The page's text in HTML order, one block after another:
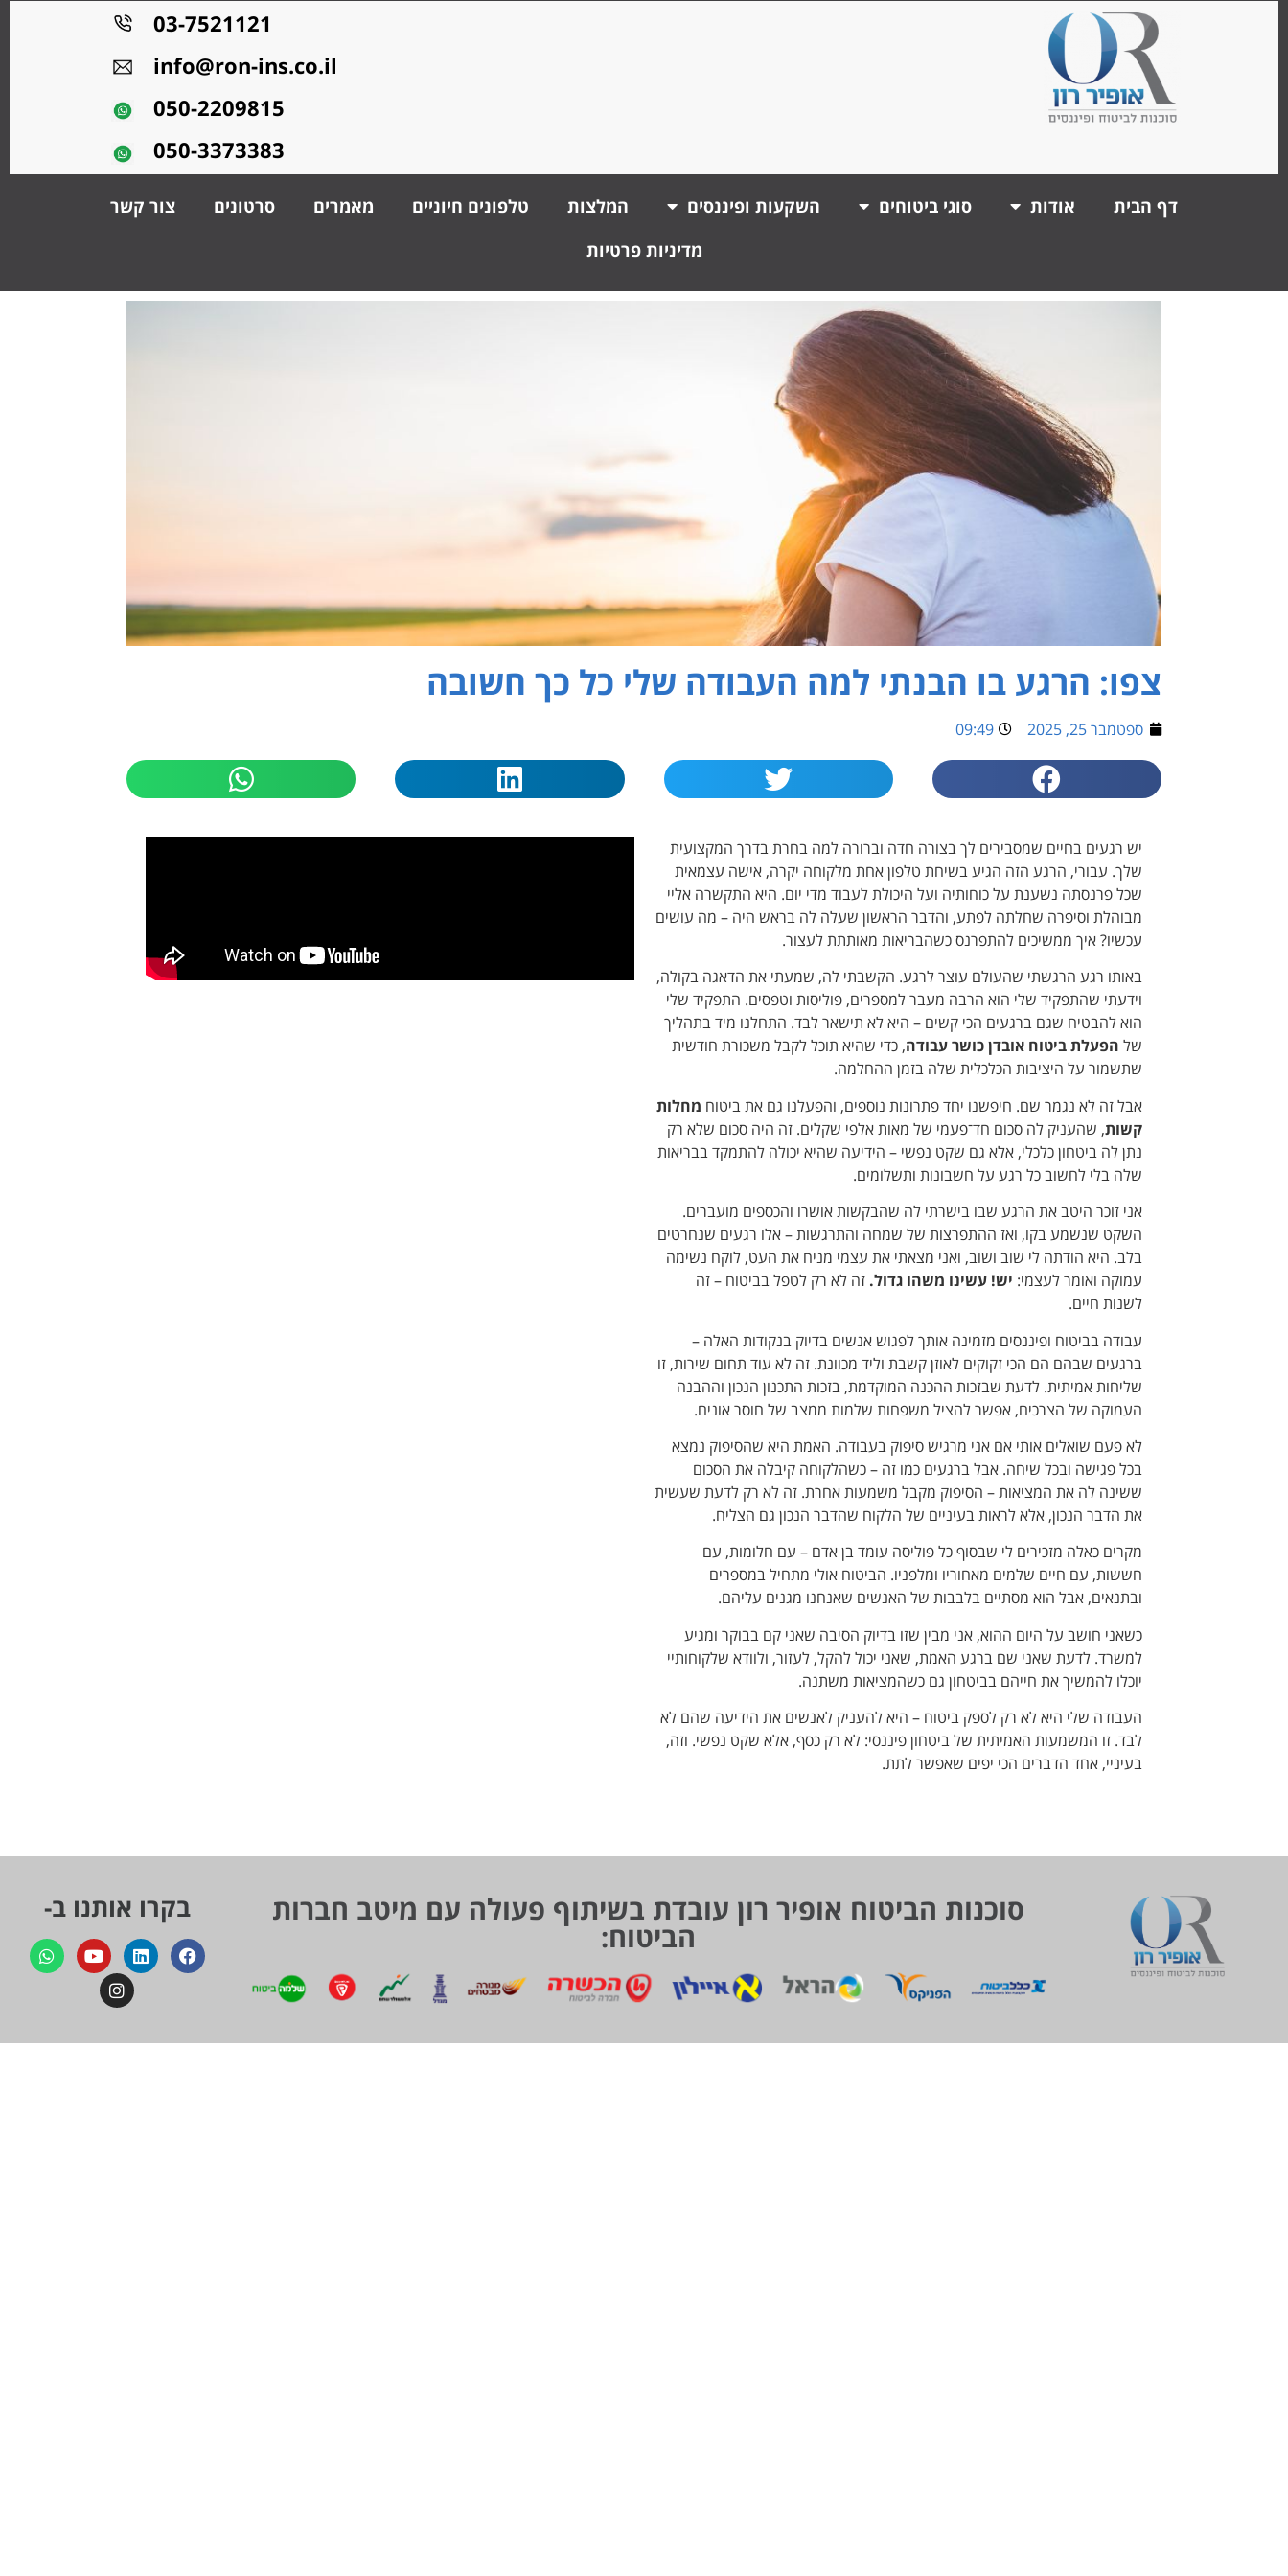
03-7521121
info@ron-ins.co.il
050-2209815
050-3373383
דף הבית אודות סוגי ביטוחים השקעות ופיננסים המלצות טלפונים חיוניים מאמרים סרטונים
צור קשר
מדיניות פרטיות
צפו: הרגע בו הבנתי למה העבודה שלי כל כך חשובה
ספטמבר 25, 2025 09:49
יש רגעים בחיים שמסבירים לך בצורה חדה וברורה למה בחרת בדרך המקצועית
שלך. עבורי, הרגע הזה הגיע בשיחת טלפון אחת מלקוחה יקרה, אישה עצמאית
שכל פרנסתה נשענת על כוחותיה ועל היכולת לעבוד מדי יום. היא התקשרה אליי
מבוהלת וסיפרה שחלתה לפתע, והדבר הראשון שעלה לה בראש היה – מה עושים
עכשיו? איך ממשיכים להתפרנס כשהבריאות מאותתת לעצור.
באותו רגע הרגשתי שהעולם עוצר לרגע. הקשבתי לה, שמעתי את הדאגה בקולה,
וידעתי שהתפקיד שלי הוא הרבה מעבר למספרים, פוליסות וטפסים. התפקיד שלי
הוא להבטיח שגם ברגעים הכי קשים – היא לא תישאר לבד. התחלנו מיד בתהליך
של הפעלת ביטוח אובדן כושר עבודה, כדי שהיא תוכל לקבל משכורת חודשית
שתשמור על היציבות הכלכלית שלה בזמן ההחלמה.
אבל זה לא נגמר שם. חיפשנו יחד פתרונות נוספים, והפעלנו גם את ביטוח מחלות
קשות, שהעניק לה סכום חד־פעמי של מאות אלפי שקלים. זה היה סכום שלא רק
נתן לה ביטחון כלכלי, אלא גם שקט נפשי – הידיעה שהיא יכולה להתמקד בבריאות
שלה בלי לחשוב כל רגע על חשבונות ותשלומים.
אני זוכר היטב את הרגע שבו בישרתי לה שהבקשות אושרו והכספים מועברים.
השקט שנשמע בקו, ואז ההתפרצות של שמחה והתרגשות – אלו רגעים שנחרטים
בלב. היא הודתה לי שוב ושוב, ואני מצאתי את עצמי מניח את העט, לוקח נשימה
עמוקה ואומר לעצמי: יש! עשינו משהו גדול. זה לא רק לטפל בביטוח – זה
לשנות חיים.
עבודה בביטוח ופיננסים מזמינה אותך לפגוש אנשים בדיוק בנקודות האלה –
ברגעים שבהם הם הכי זקוקים לאוזן קשבת וליד מכוונת. זה לא עוד תחום שירות, זו
שליחות אמיתית. לדעת שבזכות ההכנה המוקדמת, בזכות התכנון הנכון וההבנה
העמוקה של הצרכים, אפשר להציל משפחות שלמות ממצב של חוסר אונים.
לא פעם שואלים אותי אם אני מרגיש סיפוק בעבודה. האמת היא שהסיפוק נמצא
בכל פגישה ובכל שיחה. אבל ברגעים כמו זה – כשהלקוחה קיבלה את הסכום
ששינה לה את המציאות – הסיפוק מקבל משמעות אחרת. זה לא רק לדעת שעשית
את הדבר הנכון, אלא לראות בעיניים של הלקוח שהדבר הנכון גם הצליח.
מקרים כאלה מזכירים לי שבסוף כל פוליסה עומד בן אדם – עם חלומות, עם
חששות, עם חיים שלמים מאחוריו ומלפניו. הביטוח אולי מתחיל במספרים
ובתנאים, אבל הוא מסתיים בלבבות של האנשים שאנחנו מגנים עליהם.
כשאני חושב על היום ההוא, אני מבין שזו בדיוק הסיבה שאני קם בבוקר ומגיע
למשרד. לדעת שאני שם ברגע האמת, שאני יכול להקל, לעזור, ולוודא שלקוחותיי
יוכלו להמשיך את חייהם בביטחון גם כשהמציאות משתנה.
העבודה שלי היא לא רק לספק ביטוח – היא להעניק לאנשים את הידיעה שהם לא
לבד. זו המשמעות האמיתית של ביטחון פיננסי: לא רק כסף, אלא שקט נפשי. וזה,
בעיניי, אחד הדברים הכי יפים שאפשר לתת.
סוכנות הביטוח אופיר רון עובדת בשיתוף פעולה עם מיטב חברות
הביטוח:
בקרו אותנו ב-